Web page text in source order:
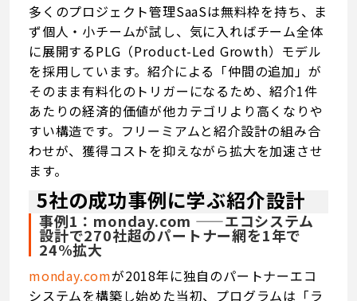
多くのプロジェクト管理SaaSは無料枠を持ち、ま
ず個人・小チームが試し、気に入ればチーム全体
に展開するPLG（Product-Led Growth）モデル
を採用しています。紹介による「仲間の追加」が
そのまま有料化のトリガーになるため、紹介1件
あたりの経済的価値が他カテゴリより高くなりや
すい構造です。フリーミアムと紹介設計の組み合
わせが、獲得コストを抑えながら拡大を加速させ
ます。
5社の成功事例に学ぶ紹介設計
事例1：monday.com ——エコシステム
設計で270社超のパートナー網を1年で
24%拡大
monday.comが2018年に独自のパートナーエコ
システムを構築し始めた当初、プログラムは「ラ